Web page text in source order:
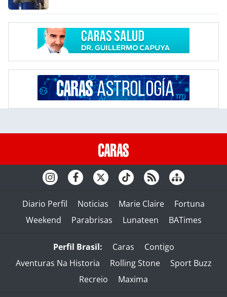
Diario Perfil Noticias Marie Claire
Fortuna
Weekend
Parabrisas Lunateen BATimes
Perfil Brasil: Caras
Contigo
Aventuras Na Historia
Rolling Stone
Sport Buzz
Recreio
Maxima